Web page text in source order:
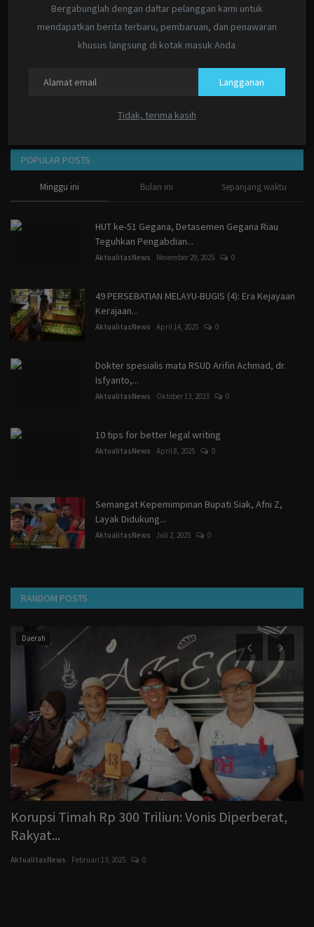
Bergabunglah dengan daftar pelanggan kami untuk
mendapatkan berita terbaru, pembaruan, dan penawaran
khusus langsung di kotak masuk Anda
Langganan
Tidak, terima kasih
Peran Aktivis...
AktualitasNews Mei 23, 2026
LPKKI Minta KPK Telusuri Dugaan “Titipan” Pokir
Rp5 Miliar...
0
POPULAR POSTS
Minggu ini Bulan ini Sepanjang waktu
HUT ke-51 Gegana, Detasemen Gegana Riau
Teguhkan Pengabdian...
AktualitasNews November 29, 2025 0
49 PERSEBATIAN MELAYU-BUGIS (4): Era Kejayaan
Kerajaan...
AktualitasNews April 14, 2025 0
Dokter spesialis mata RSUD Arifin Achmad, dr.
Isfyanto,...
AktualitasNews Oktober 13, 2023 0
10 tips for better legal writing
AktualitasNews April 8, 2025 0
Semangat Kepemimpinan Bupati Siak, Afni Z,
Layak Didukung...
AktualitasNews Juli 2, 2025 0
RANDOM POSTS
Daerah
Korupsi Timah Rp 300 Triliun: Vonis Diperberat,
Rakyat...
AktualitasNews Februari 13, 2025 0